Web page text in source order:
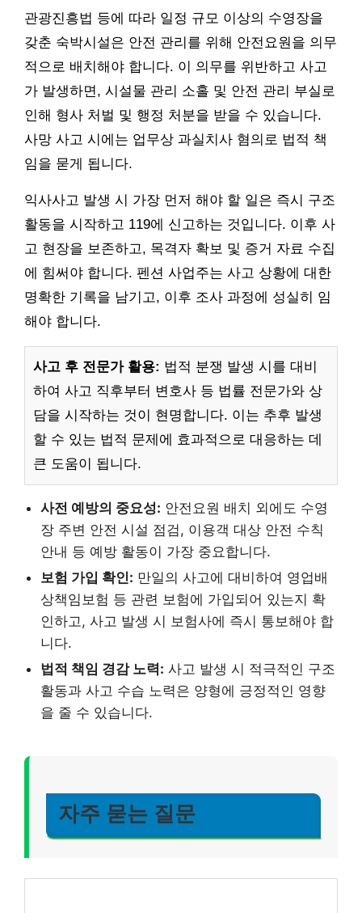
관광진흥법 등에 따라 일정 규모 이상의 수영장을
갖춘 숙박시설은 안전 관리를 위해 안전요원을 의무
적으로 배치해야 합니다. 이 의무를 위반하고 사고
가 발생하면, 시설물 관리 소홀 및 안전 관리 부실로
인해 형사 처벌 및 행정 처분을 받을 수 있습니다.
사망 사고 시에는 업무상 과실치사 혐의로 법적 책
임을 묻게 됩니다.
익사사고 발생 시 가장 먼저 해야 할 일은 즉시 구조
활동을 시작하고 119에 신고하는 것입니다. 이후 사
고 현장을 보존하고, 목격자 확보 및 증거 자료 수집
에 힘써야 합니다. 펜션 사업주는 사고 상황에 대한
명확한 기록을 남기고, 이후 조사 과정에 성실히 임
해야 합니다.
사고 후 전문가 활용: 법적 분쟁 발생 시를 대비
하여 사고 직후부터 변호사 등 법률 전문가와 상
담을 시작하는 것이 현명합니다. 이는 추후 발생
할 수 있는 법적 문제에 효과적으로 대응하는 데
큰 도움이 됩니다.
사전 예방의 중요성: 안전요원 배치 외에도 수영
장 주변 안전 시설 점검, 이용객 대상 안전 수칙
안내 등 예방 활동이 가장 중요합니다.
보험 가입 확인: 만일의 사고에 대비하여 영업배
상책임보험 등 관련 보험에 가입되어 있는지 확
인하고, 사고 발생 시 보험사에 즉시 통보해야 합
니다.
법적 책임 경감 노력: 사고 발생 시 적극적인 구조
활동과 사고 수습 노력은 양형에 긍정적인 영향
을 줄 수 있습니다.
자주 묻는 질문